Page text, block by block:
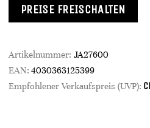
PREISE FREISCHALTEN
Artikelnummer: JA27600
EAN: 4030363125399
Empfohlener Verkaufspreis (UVP):